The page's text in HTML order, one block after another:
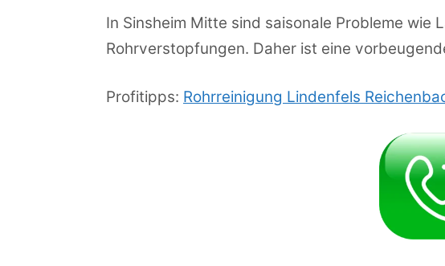
In Sinsheim Mitte sind saisonale Probleme
Rohrverstopfungen. Daher ist eine
Profitipps: Rohrreinigung Lindenfels